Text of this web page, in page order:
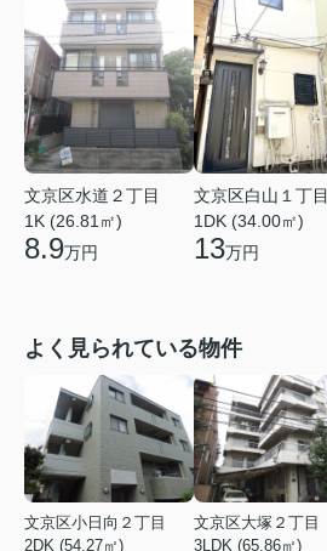
文京区水道２丁目
1K (26.81㎡)
8.9万円
文京区白山１丁目
1DK (34.00㎡)
13万円
よく見られている物件
文京区小日向２丁目
2DK (54.27㎡)
文京区大塚２丁目
3LDK (65.86㎡)